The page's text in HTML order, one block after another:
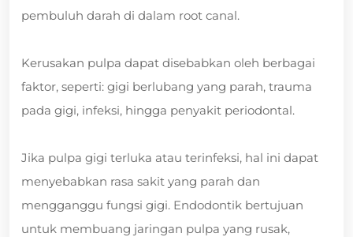
pembuluh darah di dalam root canal.
Kerusakan pulpa dapat disebabkan oleh berbagai
faktor, seperti: gigi berlubang yang parah, trauma
pada gigi, infeksi, hingga penyakit periodontal.
Jika pulpa gigi terluka atau terinfeksi, hal ini dapat
menyebabkan rasa sakit yang parah dan
mengganggu fungsi gigi. Endodontik bertujuan
untuk membuang jaringan pulpa yang rusak,